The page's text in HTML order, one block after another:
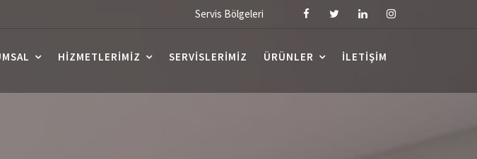
Servis Bölgeleri
HIZMETLERIMIZ SERVISLERIMIZ ÜRÜNLER İLETIŞIM